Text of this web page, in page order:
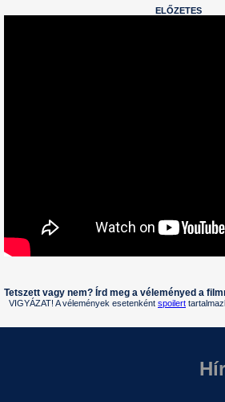
ELŐZETES
Tetszett vagy nem? Írd meg a véleményed a
VIGYÁZAT! A vélemények esetenként spoilert